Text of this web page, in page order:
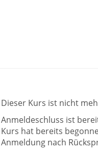
Dieser Kurs ist nicht
Anmeldeschluss ist
Kurs hat bereits
Anmeldung nach